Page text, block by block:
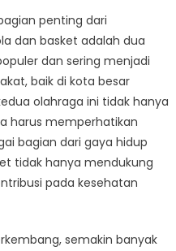
Sehat
untuk
Atlet:
Dari
Sepak
Bola
ke
Basket
Indonesia
penting dari
dan basket adalah dua
dan sering menjadi
baik di kota besar
olahraga ini tidak hanya
harus memperhatikan
bagian dari gaya hidup
tidak hanya mendukung
pada kesehatan
semakin banyak